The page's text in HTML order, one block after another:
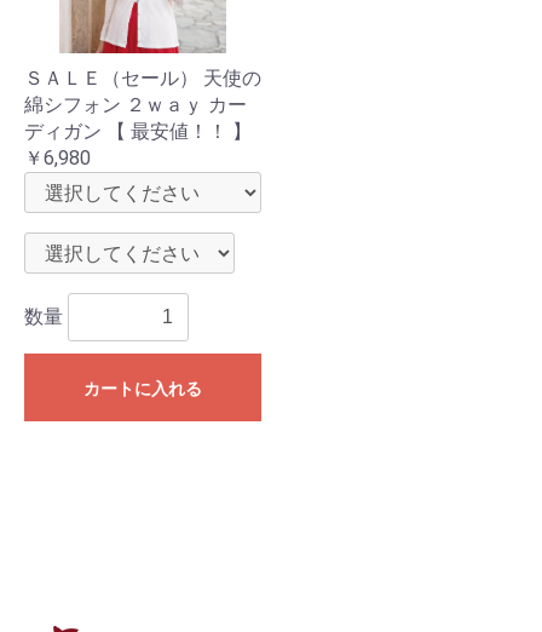
ＳＡＬＥ（セール） 天使の
綿シフォン ２ｗａｙ カー
ディガン 【 最安値！！ 】
￥6,980
数量
カートに入れる